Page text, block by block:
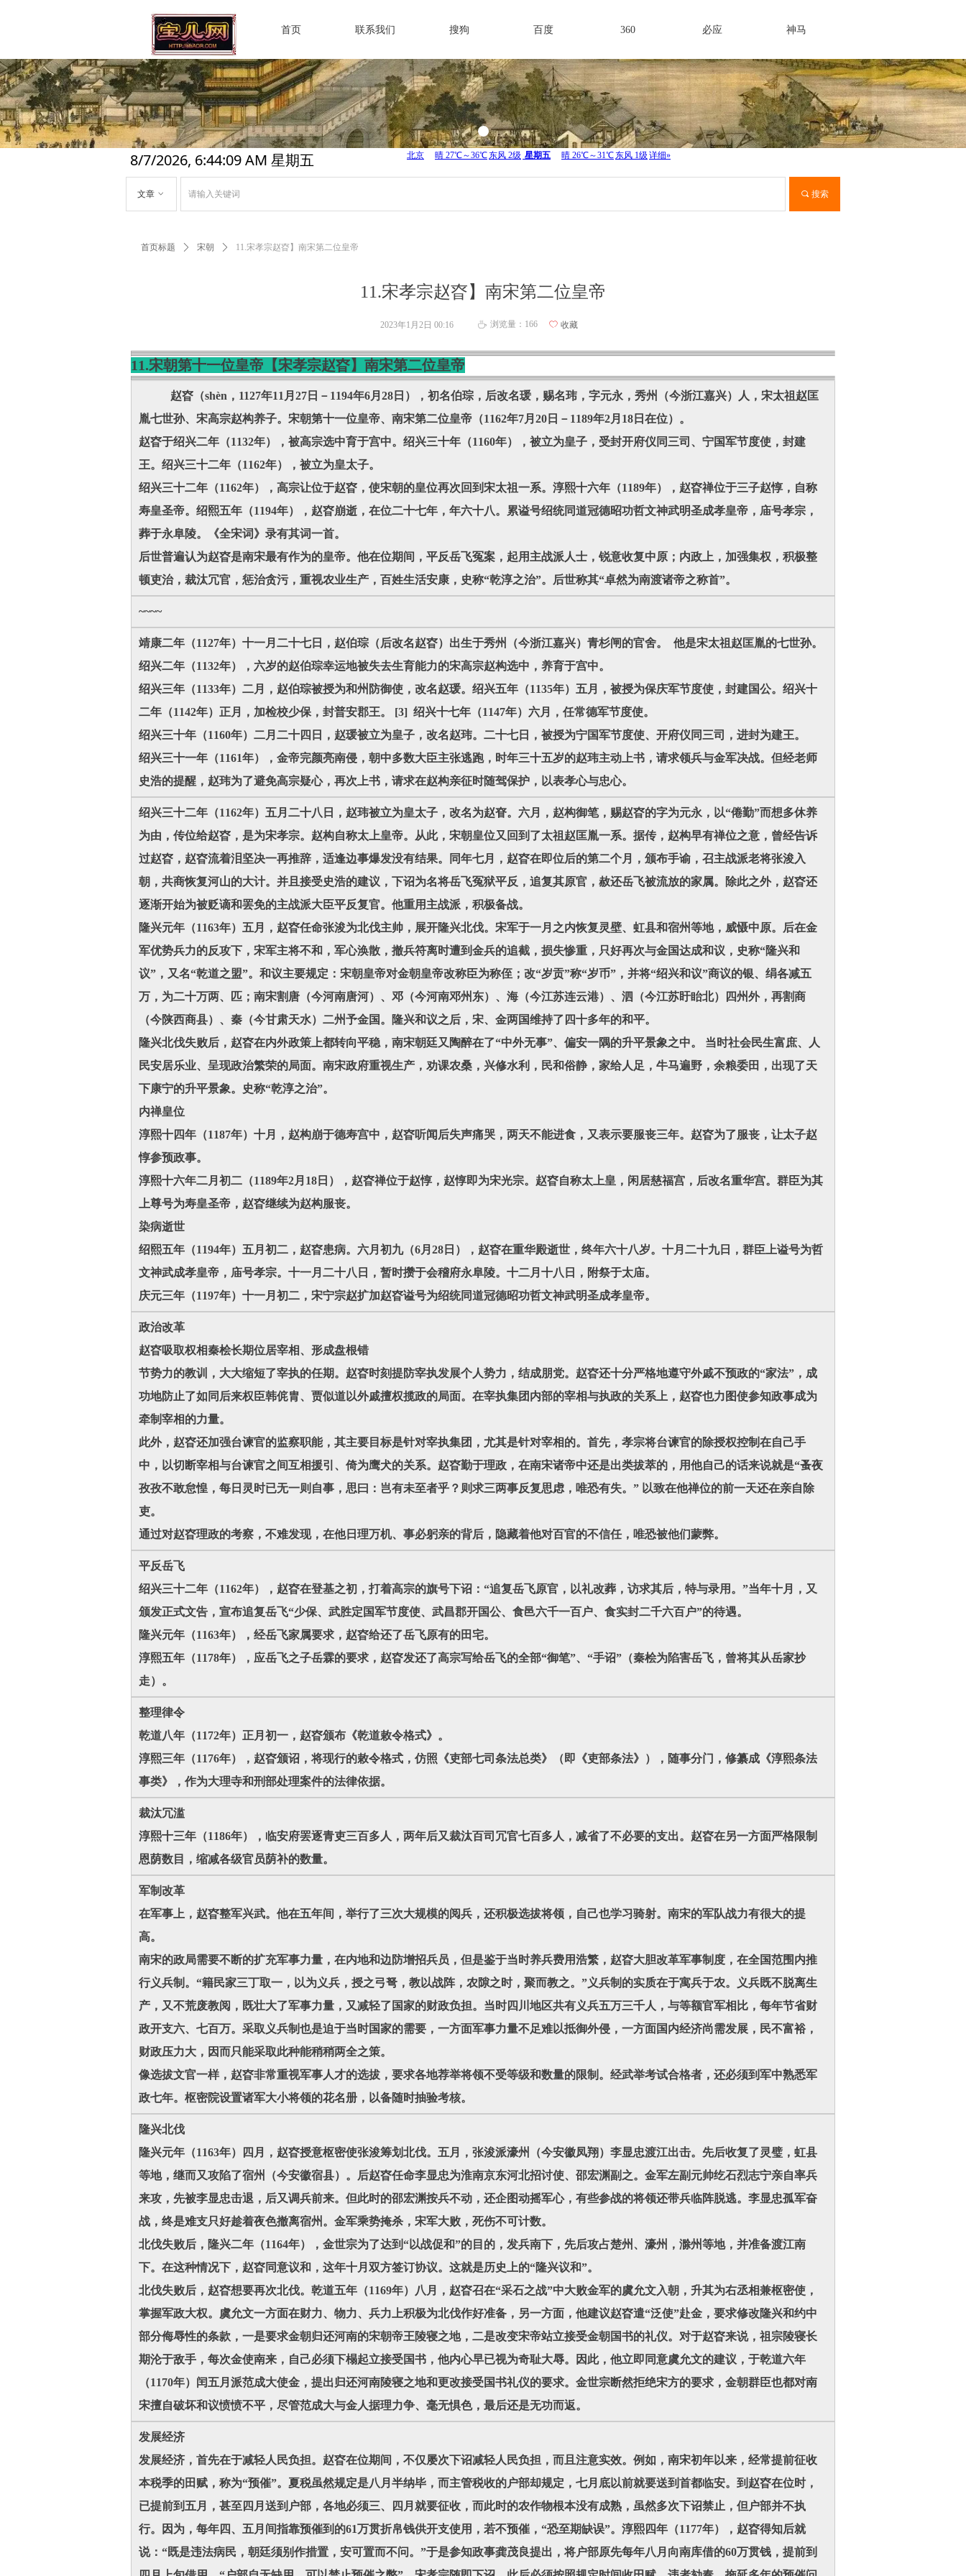
首页 联系我们 搜狗 百度 360 必应 神马
8/7/2026, 6:44:10 AM 星期五
끠 搜索
文章 ꀁ
11.宋朝第十一位皇帝【宋孝宗赵昚】南宋第二位皇帝
赵昚（shèn，1127年11月27日－1194年6月28日），初名伯琮，后改名瑗，赐名玮，字元永，秀州（今浙江嘉兴）人，宋太祖赵匡
胤七世孙、宋高宗赵构养子。宋朝第十一位皇帝、南宋第二位皇帝（1162年7月20日－1189年2月18日在位）。
赵昚于绍兴二年（1132年），被高宗选中育于宫中。绍兴三十年（1160年），被立为皇子，受封开府仪同三司、宁国军节度使，封建
王。绍兴三十二年（1162年），被立为皇太子。
绍兴三十二年（1162年），高宗让位于赵昚，使宋朝的皇位再次回到宋太祖一系。淳熙十六年（1189年），赵昚禅位于三子赵惇，自称
寿皇圣帝。绍熙五年（1194年），赵昚崩逝，在位二十七年，年六十八。累谥号绍统同道冠德昭功哲文神武明圣成孝皇帝，庙号孝宗，
葬于永阜陵。《全宋词》录有其词一首。
后世普遍认为赵昚是南宋最有作为的皇帝。他在位期间，平反岳飞冤案，起用主战派人士，锐意收复中原；内政上，加强集权，积极整
顿吏治，裁汰冗官，惩治贪污，重视农业生产，百姓生活安康，史称“乾淳之治”。后世称其“卓然为南渡诸帝之称首”。
~~~~
靖康二年（1127年）十一月二十七日，赵伯琮（后改名赵昚）出生于秀州（今浙江嘉兴）青杉闸的官舍。 他是宋太祖赵匡胤的七世孙。
绍兴二年（1132年），六岁的赵伯琮幸运地被失去生育能力的宋高宗赵构选中，养育于宫中。
绍兴三年（1133年）二月，赵伯琮被授为和州防御使，改名赵瑗。绍兴五年（1135年）五月，被授为保庆军节度使，封建国公。绍兴十
二年（1142年）正月，加检校少保，封普安郡王。 [3] 绍兴十七年（1147年）六月，任常德军节度使。
绍兴三十年（1160年）二月二十四日，赵瑗被立为皇子，改名赵玮。二十七日，被授为宁国军节度使、开府仪同三司，进封为建王。
绍兴三十一年（1161年），金帝完颜亮南侵，朝中多数大臣主张逃跑，时年三十五岁的赵玮主动上书，请求领兵与金军决战。但经老师
史浩的提醒，赵玮为了避免高宗疑心，再次上书，请求在赵构亲征时随驾保护，以表孝心与忠心。
绍兴三十二年（1162年）五月二十八日，赵玮被立为皇太子，改名为赵眘。六月，赵构御笔，赐赵昚的字为元永，以“倦勤”而想多休养
为由，传位给赵昚，是为宋孝宗。赵构自称太上皇帝。从此，宋朝皇位又回到了太祖赵匡胤一系。据传，赵构早有禅位之意，曾经告诉
过赵昚，赵昚流着泪坚决一再推辞，适逢边事爆发没有结果。同年七月，赵昚在即位后的第二个月，颁布手谕，召主战派老将张浚入
朝，共商恢复河山的大计。并且接受史浩的建议，下诏为名将岳飞冤狱平反，追复其原官，赦还岳飞被流放的家属。除此之外，赵昚还
逐渐开始为被贬谪和罢免的主战派大臣平反复官。他重用主战派，积极备战。
隆兴元年（1163年）五月，赵昚任命张浚为北伐主帅，展开隆兴北伐。宋军于一月之内恢复灵壁、虹县和宿州等地，威慑中原。后在金
军优势兵力的反攻下，宋军主将不和，军心涣散，撤兵符离时遭到金兵的追截，损失惨重，只好再次与金国达成和议，史称“隆兴和
议”，又名“乾道之盟”。和议主要规定：宋朝皇帝对金朝皇帝改称臣为称侄；改“岁贡”称“岁币”，并将“绍兴和议”商议的银、绢各减五
万，为二十万两、匹；南宋割唐（今河南唐河）、邓（今河南邓州东）、海（今江苏连云港）、泗（今江苏盱眙北）四州外，再割商
（今陕西商县）、秦（今甘肃天水）二州予金国。隆兴和议之后，宋、金两国维持了四十多年的和平。
隆兴北伐失败后，赵昚在内外政策上都转向平稳，南宋朝廷又陶醉在了“中外无事”、偏安一隅的升平景象之中。 当时社会民生富庶、人
民安居乐业、呈现政治繁荣的局面。南宋政府重视生产，劝课农桑，兴修水利，民和俗静，家给人足，牛马遍野，余粮委田，出现了天
下康宁的升平景象。史称“乾淳之治”。
内禅皇位
淳熙十四年（1187年）十月，赵构崩于德寿宫中，赵昚听闻后失声痛哭，两天不能进食，又表示要服丧三年。赵昚为了服丧，让太子赵
惇参预政事。
淳熙十六年二月初二（1189年2月18日），赵昚禅位于赵惇，赵惇即为宋光宗。赵昚自称太上皇，闲居慈福宫，后改名重华宫。群臣为其
上尊号为寿皇圣帝，赵昚继续为赵构服丧。
染病逝世
绍熙五年（1194年）五月初二，赵昚患病。六月初九（6月28日），赵昚在重华殿逝世，终年六十八岁。十月二十九日，群臣上谥号为哲
文神武成孝皇帝，庙号孝宗。十一月二十八日，暂时攒于会稽府永阜陵。十二月十八日，附祭于太庙。
庆元三年（1197年）十一月初二，宋宁宗赵扩加赵昚谥号为绍统同道冠德昭功哲文神武明圣成孝皇帝。
政治改革
赵昚吸取权相秦桧长期位居宰相、形成盘根错
节势力的教训，大大缩短了宰执的任期。赵昚时刻提防宰执发展个人势力，结成朋党。赵昚还十分严格地遵守外戚不预政的“家法”，成
功地防止了如同后来权臣韩侂胄、贾似道以外戚擅权揽政的局面。在宰执集团内部的宰相与执政的关系上，赵昚也力图使参知政事成为
牵制宰相的力量。
此外，赵昚还加强台谏官的监察职能，其主要目标是针对宰执集团，尤其是针对宰相的。首先，孝宗将台谏官的除授权控制在自己手
中，以切断宰相与台谏官之间互相援引、倚为鹰犬的关系。赵昚勤于理政，在南宋诸帝中还是出类拔萃的，用他自己的话来说就是“蚤夜
孜孜不敢怠惶，每日灵时已无一则自事，思曰：岂有未至者乎？则求三两事反复思虑，唯恐有失。” 以致在他禅位的前一天还在亲自除
吏。
通过对赵昚理政的考察，不难发现，在他日理万机、事必躬亲的背后，隐藏着他对百官的不信任，唯恐被他们蒙弊。
平反岳飞
绍兴三十二年（1162年），赵昚在登基之初，打着高宗的旗号下诏：“追复岳飞原官，以礼改葬，访求其后，特与录用。”当年十月，又
颁发正式文告，宣布追复岳飞“少保、武胜定国军节度使、武昌郡开国公、食邑六千一百户、食实封二千六百户”的待遇。
隆兴元年（1163年），经岳飞家属要求，赵昚给还了岳飞原有的田宅。
淳熙五年（1178年），应岳飞之子岳霖的要求，赵昚发还了高宗写给岳飞的全部“御笔”、“手诏”（秦桧为陷害岳飞，曾将其从岳家抄
走）。
整理律令
乾道八年（1172年）正月初一，赵昚颁布《乾道敕令格式》。
淳熙三年（1176年），赵昚颁诏，将现行的敕令格式，仿照《吏部七司条法总类》（即《吏部条法》），随事分门，修纂成《淳熙条法
事类》，作为大理寺和刑部处理案件的法律依据。
裁汰冗滥
淳熙十三年（1186年），临安府罢逐青吏三百多人，两年后又裁汰百司冗官七百多人，减省了不必要的支出。赵昚在另一方面严格限制
恩荫数目，缩减各级官员荫补的数量。
军制改革
在军事上，赵昚整军兴武。他在五年间，举行了三次大规模的阅兵，还积极选拔将领，自己也学习骑射。南宋的军队战力有很大的提
高。
南宋的政局需要不断的扩充军事力量，在内地和边防增招兵员，但是鉴于当时养兵费用浩繁，赵昚大胆改革军事制度，在全国范围内推
行义兵制。“籍民家三丁取一，以为义兵，授之弓弩，教以战阵，农隙之时，聚而教之。”义兵制的实质在于寓兵于农。义兵既不脱离生
产，又不荒废教阅，既壮大了军事力量，又减轻了国家的财政负担。当时四川地区共有义兵五万三千人，与等额官军相比，每年节省财
政开支六、七百万。采取义兵制也是迫于当时国家的需要，一方面军事力量不足难以抵御外侵，一方面国内经济尚需发展，民不富裕，
财政压力大，因而只能采取此种能稍稍两全之策。
像选拔文官一样，赵昚非常重视军事人才的选拔，要求各地荐举将领不受等级和数量的限制。经武举考试合格者，还必须到军中熟悉军
政七年。枢密院设置诸军大小将领的花名册，以备随时抽验考核。
隆兴北伐
隆兴元年（1163年）四月，赵昚授意枢密使张浚筹划北伐。五月，张浚派濠州（今安徽凤翔）李显忠渡江出击。先后收复了灵璧，虹县
等地，继而又攻陷了宿州（今安徽宿县）。后赵昚任命李显忠为淮南京东河北招讨使、邵宏渊副之。金军左副元帅纥石烈志宁亲自率兵
来攻，先被李显忠击退，后又调兵前来。但此时的邵宏渊按兵不动，还企图动摇军心，有些参战的将领还带兵临阵脱逃。李显忠孤军奋
战，终是难支只好趁着夜色撤离宿州。金军乘势掩杀，宋军大败，死伤不可计数。
北伐失败后，隆兴二年（1164年），金世宗为了达到“以战促和”的目的，发兵南下，先后攻占楚州、濠州，滁州等地，并准备渡江南
下。在这种情况下，赵昚同意议和，这年十月双方签订协议。这就是历史上的“隆兴议和”。
北伐失败后，赵昚想要再次北伐。乾道五年（1169年）八月，赵昚召在“采石之战”中大败金军的虞允文入朝，升其为右丞相兼枢密使，
掌握军政大权。虞允文一方面在财力、物力、兵力上积极为北伐作好准备，另一方面，他建议赵昚遣“泛使”赴金，要求修改隆兴和约中
部分侮辱性的条款，一是要求金朝归还河南的宋朝帝王陵寝之地，二是改变宋帝站立接受金朝国书的礼仪。对于赵昚来说，祖宗陵寝长
期沦于敌手，每次金使南来，自己必须下榻起立接受国书，他内心早已视为奇耻大辱。因此，他立即同意虞允文的建议，于乾道六年
（1170年）闰五月派范成大使金，提出归还河南陵寝之地和更改接受国书礼仪的要求。金世宗断然拒绝宋方的要求，金朝群臣也都对南
宋擅自破坏和议愤愤不平，尽管范成大与金人据理力争、毫无惧色，最后还是无功而返。
发展经济
发展经济，首先在于减轻人民负担。赵昚在位期间，不仅屡次下诏减轻人民负担，而且注意实效。例如，南宋初年以来，经常提前征收
本税季的田赋，称为“预催”。夏税虽然规定是八月半纳毕，而主管税收的户部却规定，七月底以前就要送到首都临安。到赵昚在位时，
已提前到五月，甚至四月送到户部，各地必须三、四月就要征收，而此时的农作物根本没有成熟，虽然多次下诏禁止，但户部并不执
行。因为，每年四、五月间指靠预催到的61万贯折帛钱供开支使用，若不预催，“恐至期缺误”。淳熙四年（1177年），赵昚得知后就
说：“既是违法病民，朝廷须别作措置，安可置而不问。”于是参知政事龚茂良提出，将户部原先每年八月向南库借的60万贯钱，提前到
11.宋孝宗赵昚】南宋第二位皇帝
2023年1月2日 00:16 ꄘ 浏览量： 166 ꄀ 收藏
首页标题 ꄲ 宋朝 ꄲ 11.宋孝宗赵昚】南宋第二位皇帝